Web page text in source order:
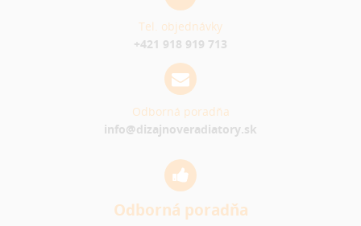
Tel. objednávky
+421 918 919 713
Odborná poradňa
info@dizajnoveradiatory.sk
Odborná poradňa